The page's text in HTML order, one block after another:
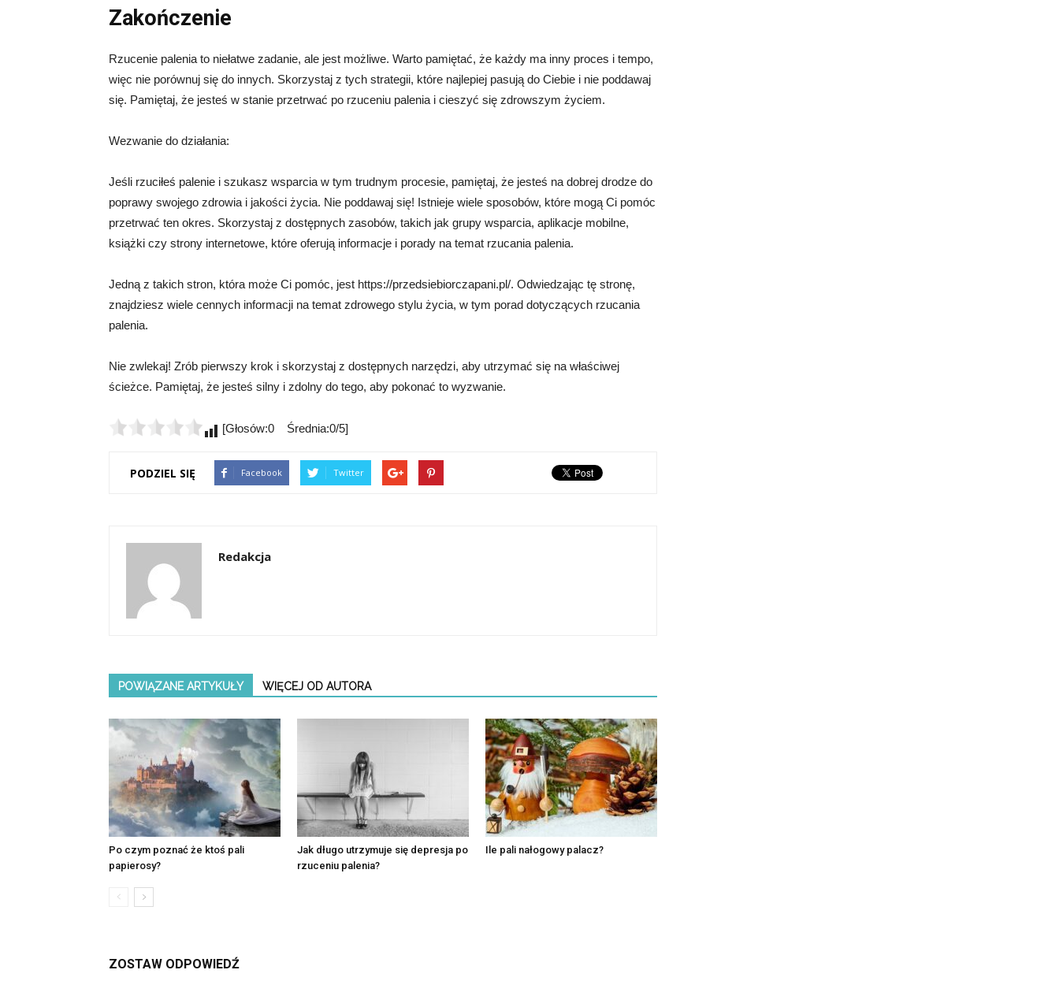
Zakończenie
Rzucenie palenia to niełatwe zadanie, ale jest możliwe. Warto pamiętać, że każdy ma inny proces i tempo,
więc nie porównuj się do innych. Skorzystaj z tych strategii, które najlepiej pasują do Ciebie i nie poddawaj
się. Pamiętaj, że jesteś w stanie przetrwać po rzuceniu palenia i cieszyć się zdrowszym życiem.
Wezwanie do działania:
Jeśli rzuciłeś palenie i szukasz wsparcia w tym trudnym procesie, pamiętaj, że jesteś na dobrej drodze do
poprawy swojego zdrowia i jakości życia. Nie poddawaj się! Istnieje wiele sposobów, które mogą Ci pomóc
przetrwać ten okres. Skorzystaj z dostępnych zasobów, takich jak grupy wsparcia, aplikacje mobilne,
książki czy strony internetowe, które oferują informacje i porady na temat rzucania palenia.
Jedną z takich stron, która może Ci pomóc, jest https://przedsiebiorczapani.pl/. Odwiedzając tę stronę,
znajdziesz wiele cennych informacji na temat zdrowego stylu życia, w tym porad dotyczących rzucania
palenia.
Nie zwlekaj! Zrób pierwszy krok i skorzystaj z dostępnych narzędzi, aby utrzymać się na właściwej
ścieżce. Pamiętaj, że jesteś silny i zdolny do tego, aby pokonać to wyzwanie.
[Głosów:0 Średnia:0/5]
PODZIEL SIĘ Facebook Twitter
Redakcja
POWIĄZANE ARTYKUŁY WIĘCEJ OD AUTORA
Po czym poznać że ktoś pali
papierosy?
Jak długo utrzymuje się depresja po
rzuceniu palenia?
Ile pali nałogowy palacz?
ZOSTAW ODPOWIEDŹ